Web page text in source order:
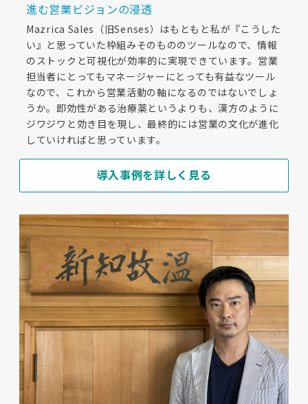
進む営業ビジョンの浸透
Mazrica Sales（旧Senses）はもともと私が『こうした
い』と思っていた枠組みそのもののツールなので、情報
のストックと可視化が効率的に実現できています。営業
担当者にとってもマネージャーにとっても有益なツール
なので、これから営業活動の軸になるのではないでしょ
うか。即効性がある治療薬というよりも、漢方のように
ジワジワと効き目を現し、最終的には営業の文化が進化
していければと思っています。
導入事例を詳しく見る